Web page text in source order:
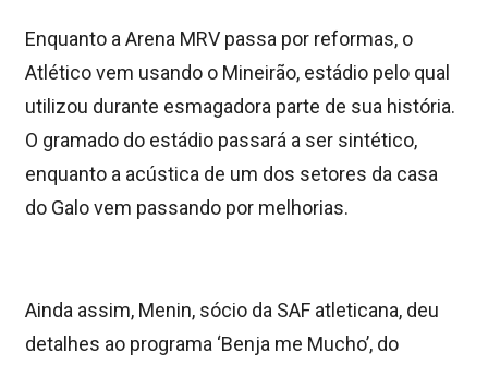
Enquanto a Arena MRV passa por reformas, o
Atlético vem usando o Mineirão, estádio pelo qual
utilizou durante esmagadora parte de sua história.
O gramado do estádio passará a ser sintético,
enquanto a acústica de um dos setores da casa
do Galo vem passando por melhorias.
Ainda assim, Menin, sócio da SAF atleticana, deu
detalhes ao programa ‘Benja me Mucho’, do